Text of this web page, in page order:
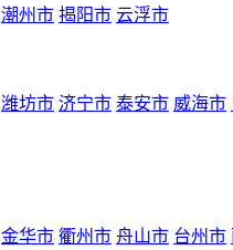
潮州市 揭阳市 云浮市
潍坊市 济宁市 泰安市 威海市
金华市 衢州市 舟山市 台州市